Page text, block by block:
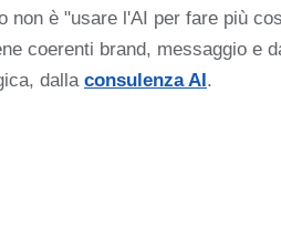
non è "usare l'AI per fare più
coerenti brand, messaggio e
dalla consulenza AI.